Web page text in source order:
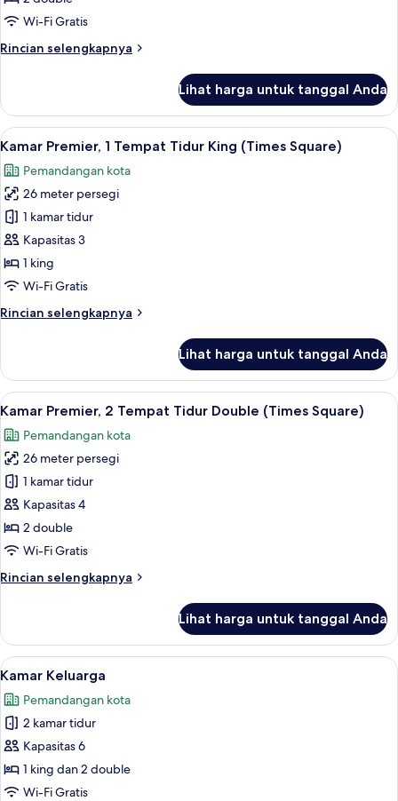
Tempat
Double
Wi-Fi Gratis
Rincian selengkapnya
Rincian
Kamar
Deluks,
2
Tidur
Double
(Times
Square)
Lihat harga untuk tanggal Anda
Lihat
semua
foto
untuk
Kamar
Premier,
1
Tempat
King
Seprai antialergi, brankas, meja
10
Kamar Premier, 1 Tempat Tidur King (Times Square)
Pemandangan kota
26 meter persegi
1 kamar tidur
Kapasitas 3
1 king
Wi-Fi Gratis
Rincian selengkapnya
Rincian
Kamar
Premier,
1
Tidur
King
(Times
Square)
Lihat harga untuk tanggal Anda
Lihat
semua
foto
untuk
Kamar
Premier,
2
Tempat
Double
Seprai antialergi, brankas, meja
9
Kamar Premier, 2 Tempat Tidur Double (Times Square)
Pemandangan kota
26 meter persegi
1 kamar tidur
Kapasitas 4
2 double
Wi-Fi Gratis
Rincian selengkapnya
Rincian
Kamar
Premier,
2
Tidur
Double
(Times
Square)
Lihat harga untuk tanggal Anda
Lihat
semua
foto
untuk
Kamar
Keluarga
Seprai antialergi, brankas, meja
6
Kamar Keluarga
Pemandangan kota
2 kamar tidur
Kapasitas 6
1 king dan 2 double
Wi-Fi Gratis